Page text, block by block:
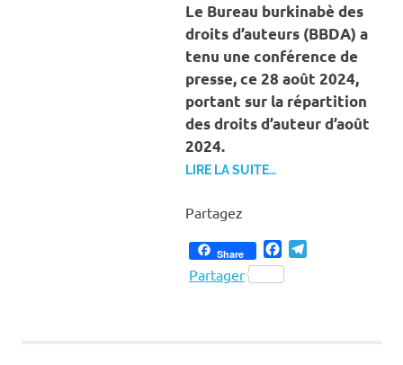
Le Bureau burkinabè des
droits d’auteurs (BBDA) a
tenu une conférence de
presse, ce 28 août 2024,
portant sur la répartition
des droits d’auteur d’août
2024.
LIRE LA SUITE…
Partagez
Share Facebook
Partager